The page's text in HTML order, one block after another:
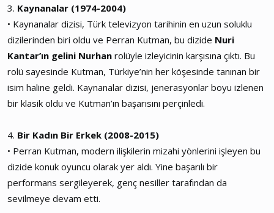
3. Kaynanalar (1974-2004)
• Kaynanalar dizisi, Türk televizyon tarihinin en uzun soluklu
dizilerinden biri oldu ve Perran Kutman, bu dizide Nuri
Kantar’ın gelini Nurhan rolüyle izleyicinin karşısına çıktı. Bu
rolü sayesinde Kutman, Türkiye’nin her köşesinde tanınan bir
isim haline geldi. Kaynanalar dizisi, jenerasyonlar boyu izlenen
bir klasik oldu ve Kutman’ın başarısını perçinledi.
4. Bir Kadın Bir Erkek (2008-2015)
• Perran Kutman, modern ilişkilerin mizahi yönlerini işleyen bu
dizide konuk oyuncu olarak yer aldı. Yine başarılı bir
performans sergileyerek, genç nesiller tarafından da
sevilmeye devam etti.